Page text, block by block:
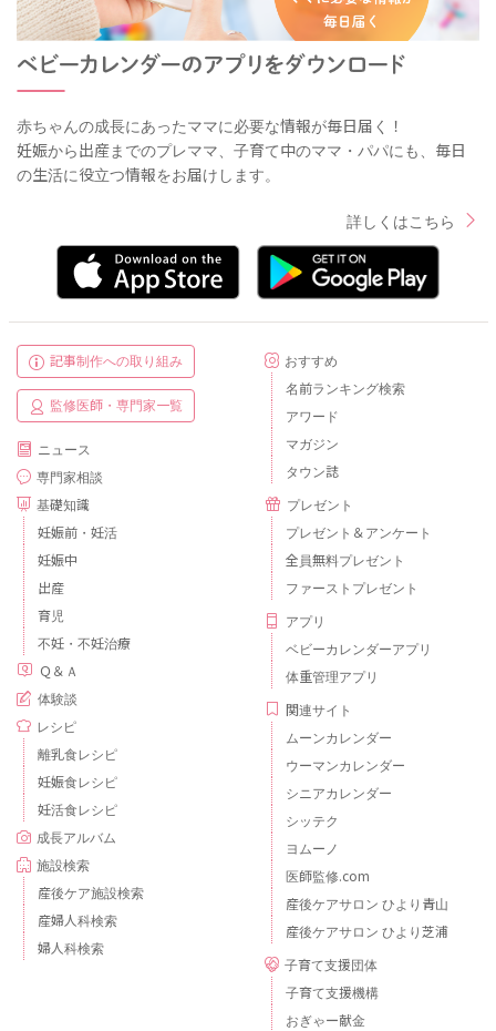
赤ちゃんの成長にあったママに必要な情報が毎日届く！
妊娠から出産までのプレママ、子育て中のママ・パパにも、毎日
の生活に役立つ情報をお届けします。
詳しくはこちら
記事制作への取り組み
監修医師・専門家一覧
ニュース
専門家相談
基礎知識
妊娠前・妊活
妊娠中
出産
育児
不妊・不妊治療
Ｑ＆Ａ
体験談
レシピ
離乳食レシピ
妊娠食レシピ
妊活食レシピ
成長アルバム
施設検索
産後ケア施設検索
産婦人科検索
婦人科検索
おすすめ
名前ランキング検索
アワード
マガジン
タウン誌
プレゼント
プレゼント＆アンケート
全員無料プレゼント
ファーストプレゼント
アプリ
ベビーカレンダーアプリ
体重管理アプリ
関連サイト
ムーンカレンダー
ウーマンカレンダー
シニアカレンダー
シッテク
ヨムーノ
医師監修.com
産後ケアサロン ひより青山
産後ケアサロン ひより芝浦
子育て支援団体
子育て支援機構
おぎゃー献金